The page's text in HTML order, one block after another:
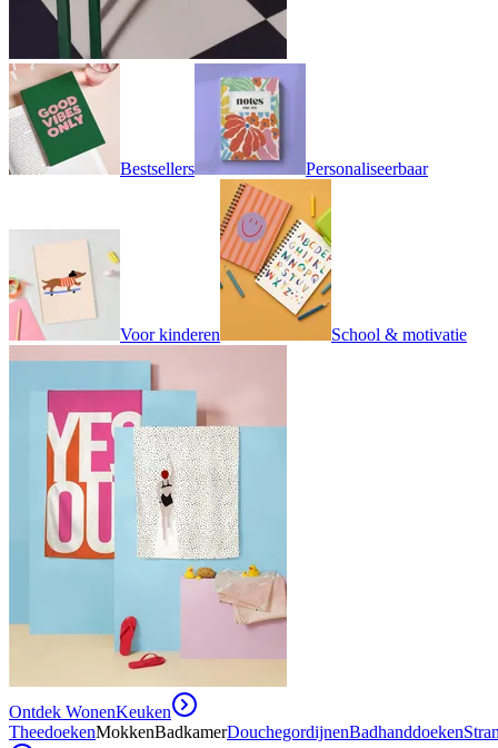
Bestsellers Personaliseerbaar
Voor kinderen School & motivatie
Ontdek WonenKeuken
TheedoekenMokkenBadkamerDouchegordijnenBadhanddoeken